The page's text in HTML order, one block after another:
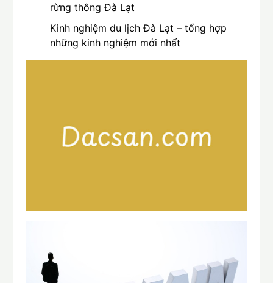
rừng thông Đà Lạt
Kinh nghiệm du lịch Đà Lạt – tổng hợp
những kinh nghiệm mới nhất